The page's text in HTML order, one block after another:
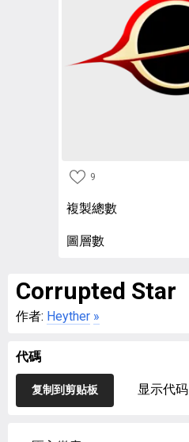
9
複製總數
圖層數
Corrupted Star
作者: Heyther »
代碼
复制到剪贴板 显示代码